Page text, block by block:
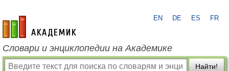
academic.ru
EN DE ES FR
Словари и энциклопедии на Академике
Найти!